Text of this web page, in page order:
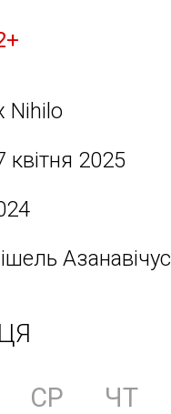
Nihilo
квітня 2025
Азанавічус
СР
ЧТ